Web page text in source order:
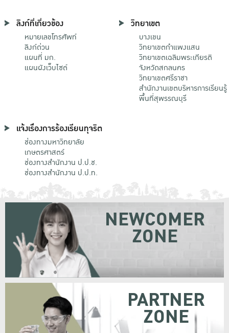
ลิงก์ที่เกี่ยวข้อง
หมายเลขโทรศัพท์
ลิงก์ด่วน
แผนที่ มก.
แผนผังเว็บไซต์
วิทยาเขต
บางเขน
วิทยาเขตกําแพงแสน
วิทยาเขตเฉลิมพระเกียรติ
จังหวัดสกลนคร
วิทยาเขตศรีราชา
สำนักงานเขตบริหารการเรียนรู้
พื้นที่สุพรรณบุรี
แจ้งเรื่องการร้องเรียนทุจริต
ช่องทางมหาวิทยาลัย
เกษตรศาสตร์
ช่องทางสำนักงาน ป.ป.ช.
ช่องทางสำนักงาน ป.ป.ท.
NEWCOMER
ZONE
PARTNER
ZONE